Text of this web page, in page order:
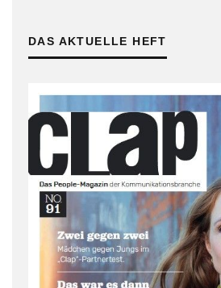
DAS AKTUELLE HEFT